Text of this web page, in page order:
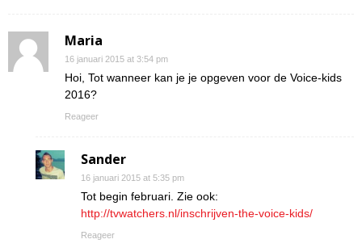
Maria
16 januari 2015 at 3:54 pm
Hoi, Tot wanneer kan je je opgeven voor de Voice-kids
2016?
Reageer
Sander
16 januari 2015 at 5:35 pm
Tot begin februari. Zie ook:
http://tvwatchers.nl/inschrijven-the-voice-kids/
Reageer